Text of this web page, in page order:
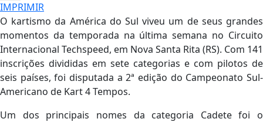
IMPRIMIR
O kartismo da América do Sul viveu um de seus grandes
momentos da temporada na última semana no Circuito
Internacional Techspeed, em Nova Santa Rita (RS). Com 141
inscrições divididas em sete categorias e com pilotos de
seis países, foi disputada a 2ª edição do Campeonato Sul-
Americano de Kart 4 Tempos.
Um dos principais nomes da categoria Cadete foi o